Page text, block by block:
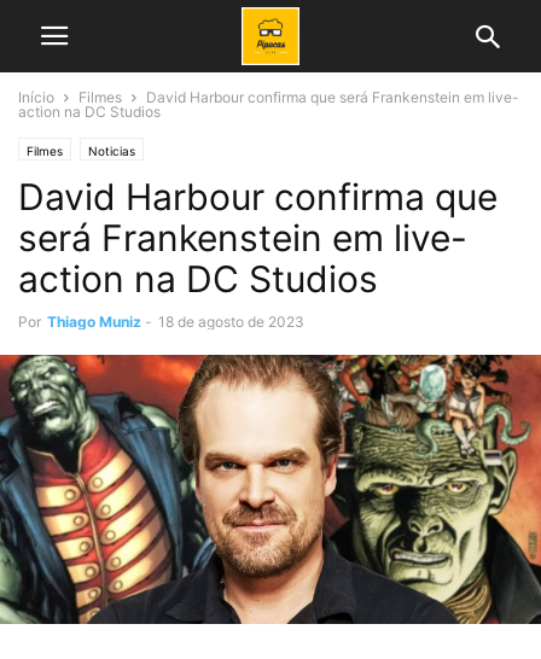
Início Filmes
David Harbour confirma que será Frankenstein em live-
action na DC Studios
Filmes Noticias
David Harbour confirma que
será Frankenstein em live-
action na DC Studios
Por Thiago Muniz - 18 de agosto de 2023